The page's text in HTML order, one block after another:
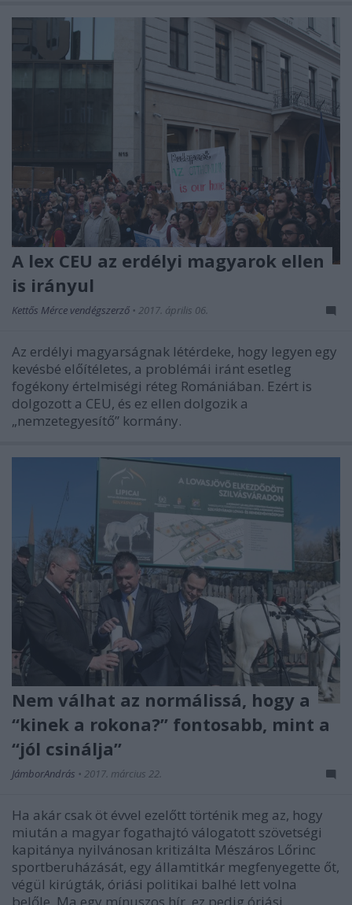
A lex CEU az erdélyi magyarok ellen
is irányul
Kettős Mérce vendégszerző • 2017. április 06.
Az erdélyi magyarságnak létérdeke, hogy legyen egy
kevésbé előítéletes, a problémái iránt esetleg
fogékony értelmiségi réteg Romániában. Ezért is
dolgozott a CEU, és ez ellen dolgozik a
„nemzetegyesítő” kormány.
Nem válhat az normálissá, hogy a
“kinek a rokona?” fontosabb, mint a
“jól csinálja”
JámborAndrás • 2017. március 22.
Ha akár csak öt évvel ezelőtt történik meg az, hogy
miután a magyar fogathajtó válogatott szövetségi
kapitánya nyilvánosan kritizálta Mészáros Lőrinc
sportberuházását, egy államtitkár megfenyegette őt,
végül kirúgták, óriási politikai balhé lett volna